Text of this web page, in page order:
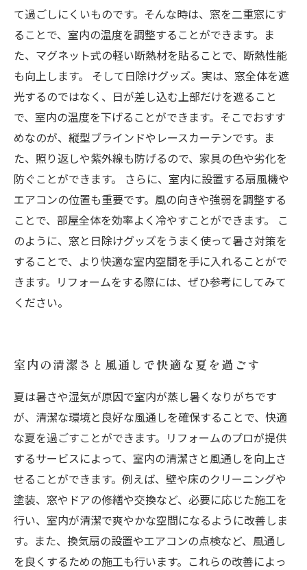
て過ごしにくいものです。そんな時は、窓を二重窓にす
ることで、室内の温度を調整することができます。ま
た、マグネット式の軽い断熱材を貼ることで、断熱性能
も向上します。 そして日除けグッズ。実は、窓全体を遮
光するのではなく、日が差し込む上部だけを遮ること
で、室内の温度を下げることができます。そこでおすす
めなのが、縦型ブラインドやレースカーテンです。ま
た、照り返しや紫外線も防げるので、家具の色や劣化を
防ぐことができます。 さらに、室内に設置する扇風機や
エアコンの位置も重要です。風の向きや強弱を調整する
ことで、部屋全体を効率よく冷やすことができます。 こ
のように、窓と日除けグッズをうまく使って暑さ対策を
することで、より快適な室内空間を手に入れることがで
きます。リフォームをする際には、ぜひ参考にしてみて
ください。
室内の清潔さと風通しで快適な夏を過ごす
夏は暑さや湿気が原因で室内が蒸し暑くなりがちです
が、清潔な環境と良好な風通しを確保することで、快適
な夏を過ごすことができます。リフォームのプロが提供
するサービスによって、室内の清潔さと風通しを向上さ
せることができます。例えば、壁や床のクリーニングや
塗装、窓やドアの修繕や交換など、必要に応じた施工を
行い、室内が清潔で爽やかな空間になるように改善しま
す。また、換気扇の設置やエアコンの点検など、風通し
を良くするための施工も行います。これらの改善によっ